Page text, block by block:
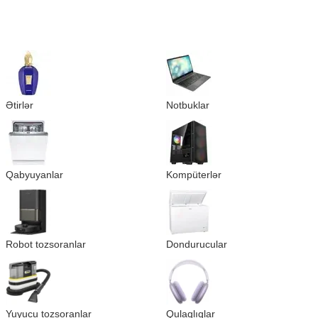
Ətirlər Notbuklar
Qabyuyanlar Kompüterlər
Robot tozsoranlar Dondurucular
Yuyucu tozsoranlar Qulaqlıqlar